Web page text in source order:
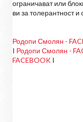
ограничават или
ви за толерантност
Родопи Смолян -
I Родопи Смолян -
FACEBOOK I